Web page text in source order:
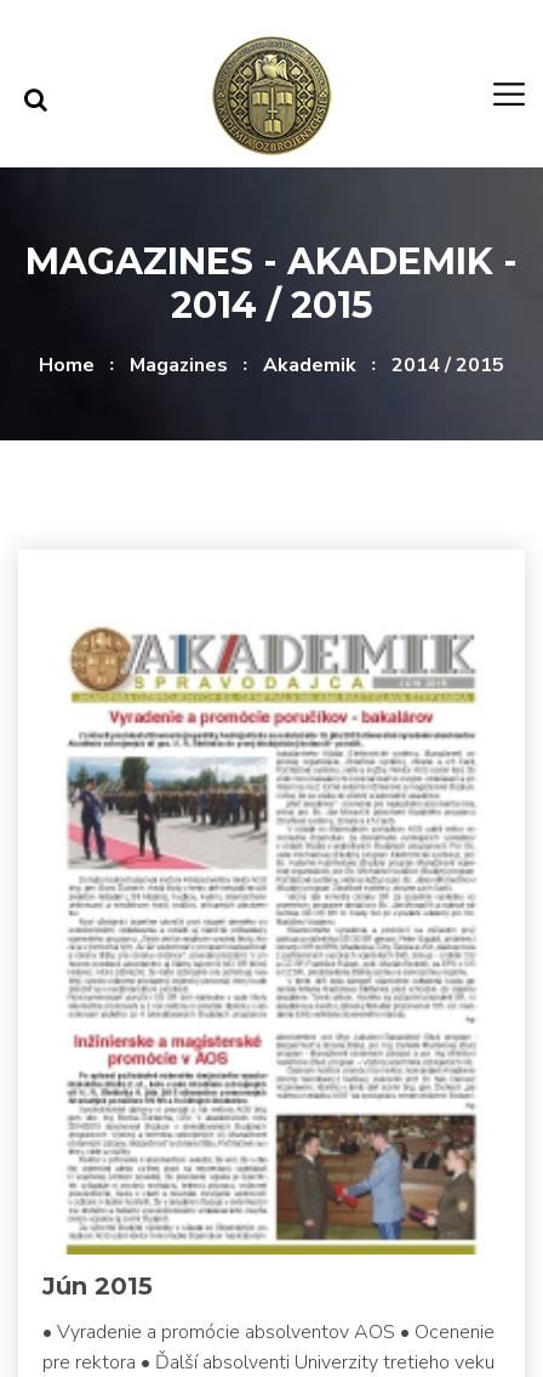
MAGAZINES - AKADEMIK -
2014 / 2015
Home Magazines Akademik 2014 / 2015
Jún 2015
• Vyradenie a promócie absolventov AOS • Ocenenie
pre rektora • Ďalší absolventi Univerzity tretieho veku